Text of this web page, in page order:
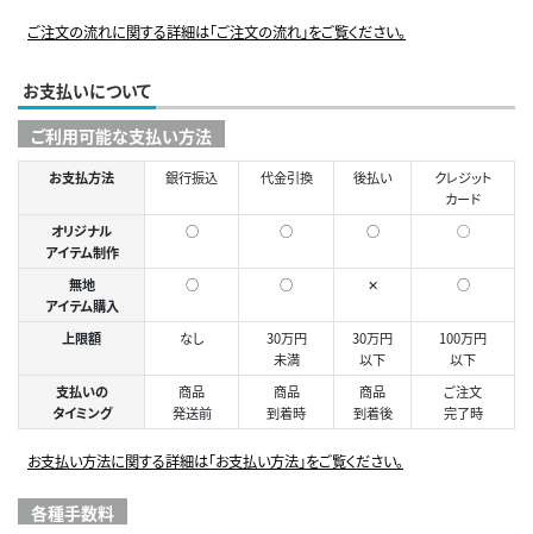
ご注文の流れに関する詳細は「ご注文の流れ」をご覧ください。
お支払いについて
ご利用可能な支払い方法
お支払方法 銀行振込 代金引換 後払い
クレジット
カード
オリジナル
アイテム制作
○ ○ ○ ◯
無地
アイテム購入
○ ○ ✕ ○
上限額 なし
30万円
未満
30万円
以下
100万円
以下
支払いの
タイミング
商品
発送前
商品
到着時
商品
到着後
ご注文
完了時
お支払い方法に関する詳細は「お支払い方法」をご覧ください。
各種手数料